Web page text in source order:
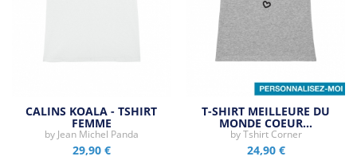
CALINS KOALA - TSHIRT
FEMME
by Jean Michel Panda
29,90 €
T-SHIRT MEILLEURE DU
MONDE COEUR…
byTshirt Corner
24,90 €